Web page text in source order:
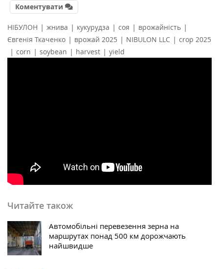
Коментувати
НІБУЛОН | жнива | кукурудза | соя | врожайність |
Євгенія Ткаченко | врожай 2025 | NIBULON LLC | crop 2025
| corn | soybean | harvest | yield
Читайте також
Автомобільні перевезення зерна на
маршрутах понад 500 км дорожчають
найшвидше